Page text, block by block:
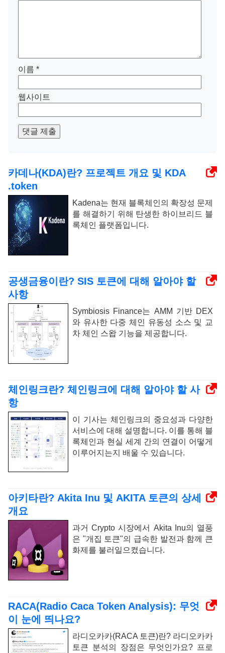
이름 *
웹사이트
댓글 제출
카데나(KDA)란? 프로젝트 개요 및 KDA
.token
Kadena는 현재 블록체인의 확장성 문제
를 해결하기 위해 탄생한 하이브리드 블
록체인 플랫폼입니다.
공생금융이란? SIS 토큰에 대해 알아야 할
사항
Symbiosis Finance는 AMM 기반 DEX
와 유사한 다중 체인 유동성 소스 및 교
차 체인 스왑 기능을 제공합니다.
체인링크란? 체인링크에 대해 알아야 할 사
항
이 기사는 체인링크의 중요성과 다양한
서비스에 대해 설명합니다. 이를 통해 블
록체인과 현실 세계 간의 연결이 어떻게
이루어지는지 배울 수 있습니다.
아키타란? Akita Inu 및 AKITA 토큰의 상세
개요
과거 Crypto 시장에서 Akita Inu의 열풍
은 "개집 토큰"의 급속한 발전과 함께 큰
화제를 불러일으켰습니다.
RACA(Radio Caca Token Analysis): 무엇
이 눈에 띄나요?
라디오카카(RACA 토큰)란? 라디오카카
토큰 분석의 장점은 무엇인가요? 프로